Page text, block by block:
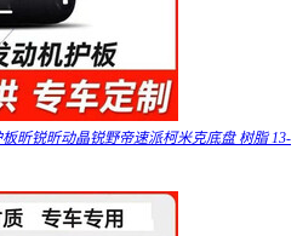
昕锐昕动晶锐野帝速派柯米克底盘 树脂 13-